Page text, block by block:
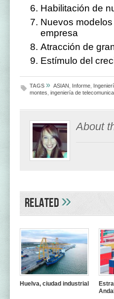
Habilitación de
Nuevos
empresa
Atracción de
Estímulo del
TAGS » ASIAN Informe
montes ingeniería de
About
Related»
Huelva, ciudad industrial